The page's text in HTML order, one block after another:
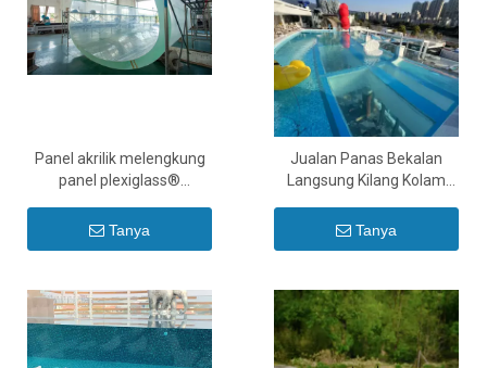
Panel akrilik melengkung
panel plexiglass®
melenturkan kepingan
Tanya
Jualan Panas Bekalan
Langsung Kilang Kolam
yang Jelas - Kolam akrilik
Tanya